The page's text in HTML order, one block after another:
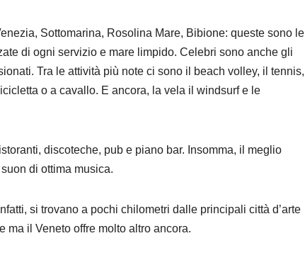
Sottomarina, Rosolina Mare, Bibione: queste sono le
di ogni servizio e mare limpido. Celebri sono anche gli
Tra le attività più note ci sono il beach volley, il tennis,
o a cavallo. E ancora, la vela il windsurf e le
discoteche, pub e piano bar. Insomma, il meglio
di ottima musica.
si trovano a pochi chilometri dalle principali città d’arte
il Veneto offre molto altro ancora.